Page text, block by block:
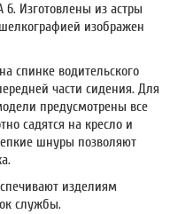
6. Изготовлены из астры
изображен
спинке водительского
части сидения. Для
предусмотрены все
садятся на кресло и
шнуры позволяют
изделиям
службы.